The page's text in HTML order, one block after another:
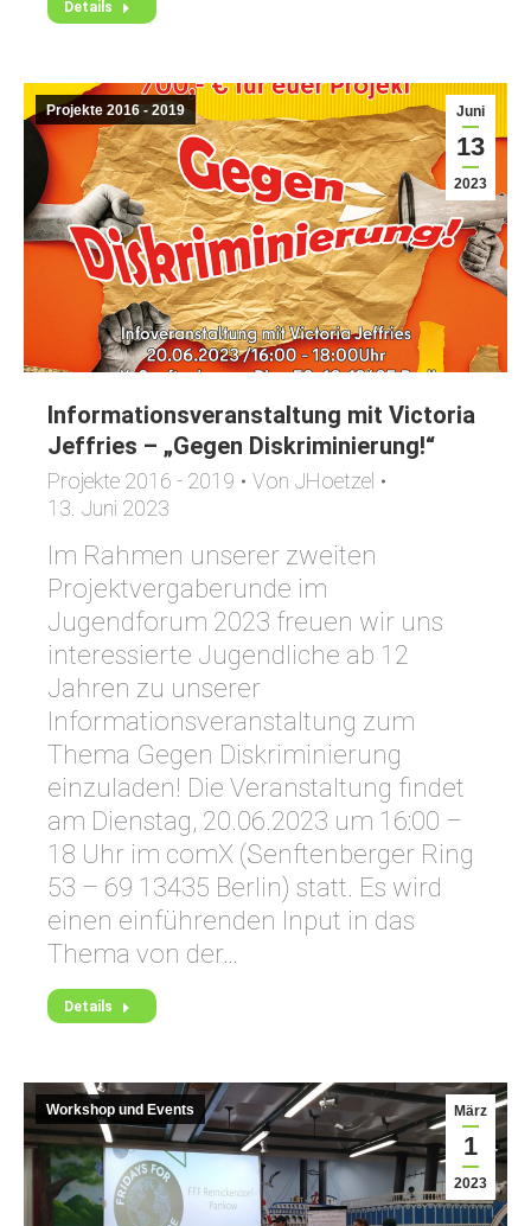
Details
Juni
13
2023
Projekte 2016 - 2019
Informationsveranstaltung mit Victoria
Jeffries – „Gegen Diskriminierung!“
Projekte 2016 - 2019 Von JHoetzel
13. Juni 2023
Im Rahmen unserer zweiten
Projektvergaberunde im
Jugendforum 2023 freuen wir uns
interessierte Jugendliche ab 12
Jahren zu unserer
Informationsveranstaltung zum
Thema Gegen Diskriminierung
einzuladen! Die Veranstaltung findet
am Dienstag, 20.06.2023 um 16:00 –
18 Uhr im comX (Senftenberger Ring
53 – 69 13435 Berlin) statt. Es wird
einen einführenden Input in das
Thema von der…
Details
März
1
2023
Workshop und Events